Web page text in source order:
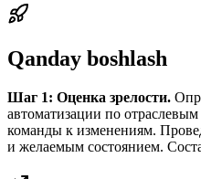
Qanday boshlash
Шаг 1: Оценка зрелости.
автоматизации по
команды к изменениям.
и желаемым состоянием.